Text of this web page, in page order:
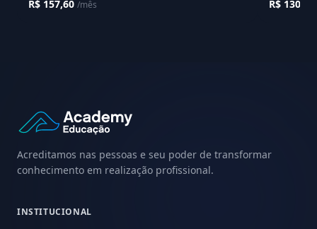
R$ 157,60 /mês R$ 130,00
Acreditamos nas pessoas e seu poder de transformar
conhecimento em realização profissional.
INSTITUCIONAL